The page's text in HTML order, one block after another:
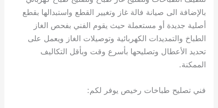
بالإضافة الى صيانة فالة غاز وتغيير القطع واستبدالها بقطع
أصلية جديدة أو مستعملة حيث يقوم الفني بفحص الغاز
الطباخ والتمديدات الكهربائية وتوصيلات الغاز ويعمل على
تحديد الأعطال وتصليحها بأسرع وقت وبأقل التكاليف
الممكنة.
فني تصليح طباخات رخيص يوفر لكم: